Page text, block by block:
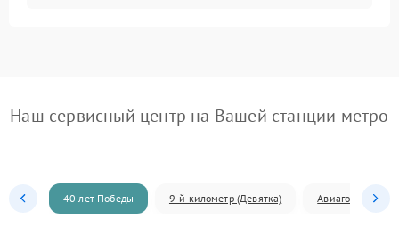
Наш сервисный центр на Вашей станции метро
40 лет Победы 9-й километр (Девятка) Авиагородок